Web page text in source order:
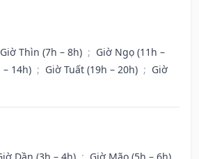
Giờ Thìn (7h – 8h) ; Giờ Ngọ (11h –
14h) ; Giờ Tuất (19h – 20h) ; Giờ